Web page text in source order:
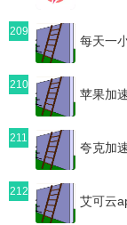
209
每天一
210
苹果加
211
夸克加
212
艾可云